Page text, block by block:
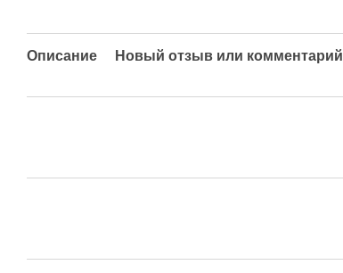
Описание Новый отзыв или комментарий